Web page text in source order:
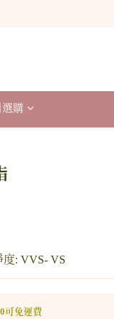
購
度: VVS- VS
可免運費